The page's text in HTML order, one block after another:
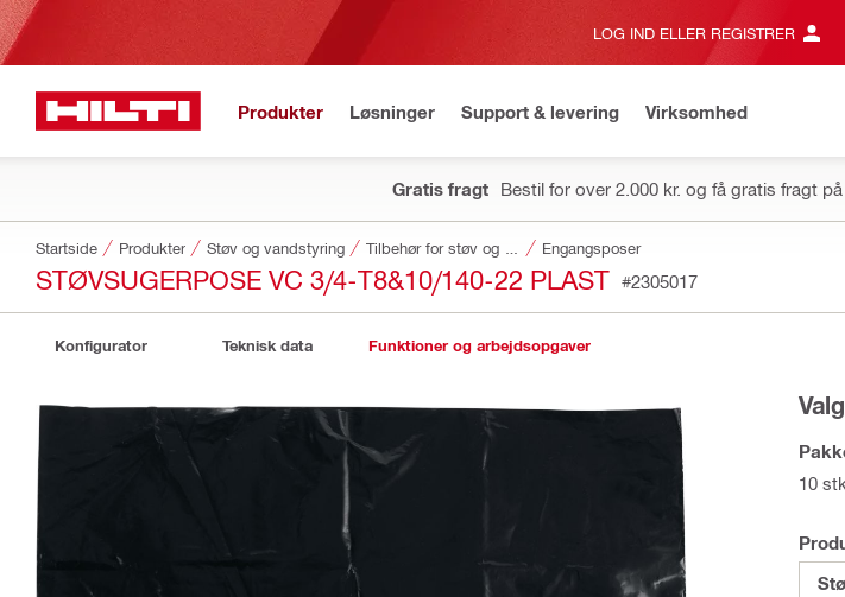
LOG IND ELLER REGISTRER
Produkter Løsninger Support & levering Virksomhed
Gratis fragt Bestil for over 2.000 kr. og få gratis fragt
Startside Produkter Støv og vandstyring Engangsposer
STØVSUGERPOSE VC 3/4-T8&10/140-22 PLAST #2305017
Konfigurator Teknisk data Funktioner og arbejdsopgaver
10